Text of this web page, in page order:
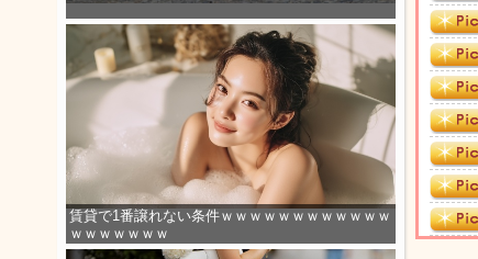
賃貸で1番譲れない条件ｗｗｗｗｗｗｗｗｗｗｗｗ
ｗｗｗｗｗｗｗ